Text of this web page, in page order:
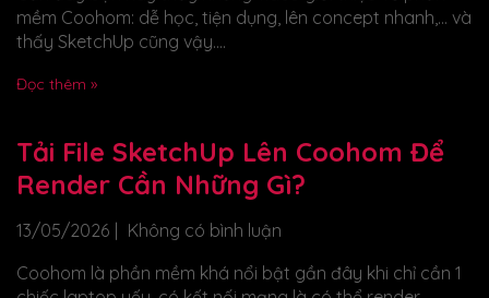
mềm Coohom: dễ học, tiện dụng, lên concept nhanh,… và
thấy SketchUp cũng vậy....
Đọc thêm »
Tải File SketchUp Lên Coohom Để
Render Cần Những Gì?
13/05/2026
Không có bình luận
Coohom là phần mềm khá nổi bật gần đây khi chỉ cần 1